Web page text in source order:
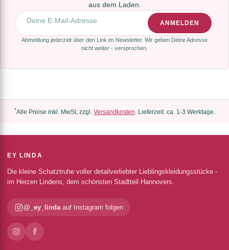
aus dem Laden.
E-Mail-Adresse
ANMELDEN
Abmeldung jederzeit über den Link im Newsletter. Wir geben Deine Adresse
nicht weiter - versprochen.
*Alle Preise inkl. MwSt, zzgl. Versandkosten. Lieferzeit: ca. 1-3 Werktage.
EY LINDA
Die kleine Schatztruhe voller detailverliebter Lieblingskleidungsstücke -
im Herzen Lindens, dem schönsten Stadtteil Hannovers.
@_ey_lindaauf Instagram folgen